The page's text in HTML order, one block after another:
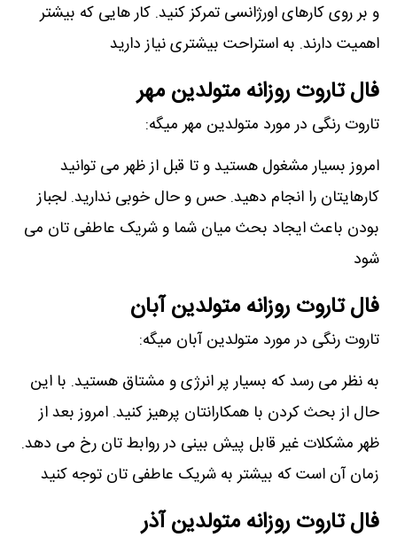
و بر روی کارهای اورژانسی تمرکز کنید. کار هایی که بیشتر
اهمیت دارند. به استراحت بیشتری نیاز دارید
فال تاروت روزانه متولدین مهر
تاروت رنگی در مورد متولدین مهر میگه:
امروز بسیار مشغول هستید و تا قبل از ظهر می توانید
کارهایتان را انجام دهید. حس و حال خوبی ندارید. لجباز
بودن باعث ایجاد بحث میان شما و شریک عاطفی تان می
شود
فال تاروت روزانه متولدین آبان
تاروت رنگی در مورد متولدین آبان میگه:
به نظر می رسد که بسیار پر انرژی و مشتاق هستید. با این
حال از بحث کردن با همکارانتان پرهیز کنید. امروز بعد از
ظهر مشکلات غیر قابل پیش بینی در روابط تان رخ می دهد.
زمان آن است که بیشتر به شریک عاطفی تان توجه کنید
فال تاروت روزانه متولدین آذر